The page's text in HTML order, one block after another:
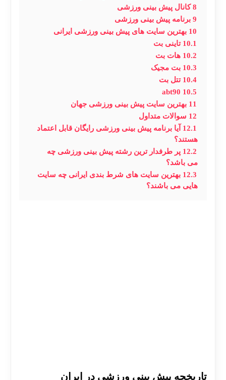
8 کانال پیش بینی ورزشی
9 برنامه پیش بینی ورزشی
10 بهترین سایت های پیش بینی ورزشی ایرانی
10.1 تاینی بت
10.2 هات بت
10.3 بت مجیک
10.4 تتل بت
10.5
abt90
11 بهترین سایت پیش بینی ورزشی جهان
12 سوالات متداول
12.1 آیا برنامه پیش بینی ورزشی رایگان قابل اعتماد
هستند؟
12.2 پر طرفدار ترین رشته پیش بینی ورزشی چه
می باشد؟
12.3 بهترین سایت های شرط بندی ایرانی چه سایت
هایی می باشند؟
تاریخچه پیش بینی ورزشی در ایران